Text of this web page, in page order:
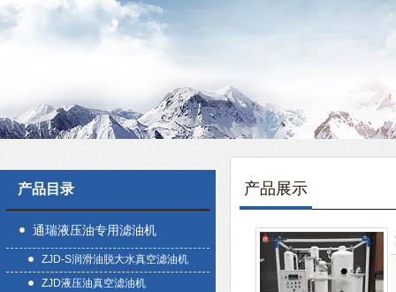
产品目录
通瑞液压油专用滤油机
ZJD-S润滑油脱大水真空滤油机
ZJD液压油真空滤油机
产品展示